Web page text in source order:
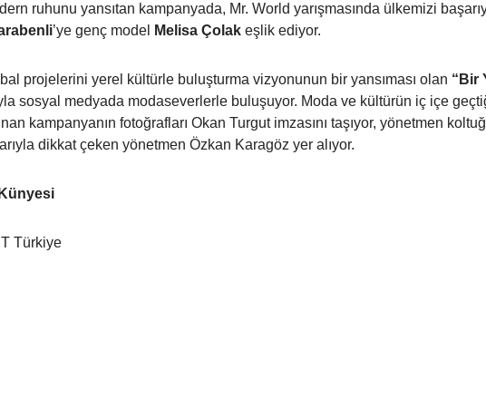
ruhunu yansıtan kampanyada, Mr. World yarışmasında ülkemizi
’ye genç model Melisa Çolak eşlik ediyor.
projelerini yerel kültürle buluşturma vizyonunun bir yansıması olan “Bir
sosyal medyada modaseverlerle buluşuyor. Moda ve kültürün iç içe
kampanyanın fotoğrafları Okan Turgut imzasını taşıyor, yönetmen
dikkat çeken yönetmen Özkan Karagöz yer alıyor.
Türkiye